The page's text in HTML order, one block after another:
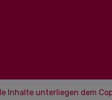
Inhalte unterliegen dem